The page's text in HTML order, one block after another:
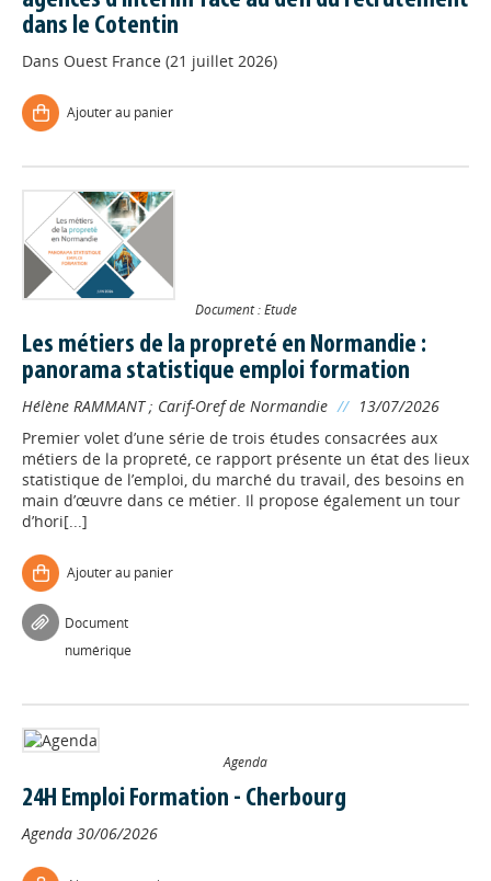
dans le Cotentin
Dans Ouest France (21 juillet 2026)
Ajouter au panier
Document : Etude
Les métiers de la propreté en Normandie :
panorama statistique emploi formation
Hélène RAMMANT; Carif-Oref de Normandie // 13/07/2026
Premier volet d’une série de trois études consacrées aux
métiers de la propreté, ce rapport présente un état des lieux
statistique de l’emploi, du marché du travail, des besoins en
main d’œuvre dans ce métier. Il propose également un tour
d’hori[...]
Ajouter au panier
Document
numérique
Agenda
24H Emploi Formation - Cherbourg
Agenda 30/06/2026